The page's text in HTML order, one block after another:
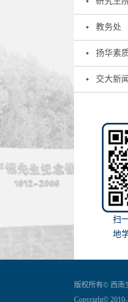
教务处
扬华素
交大新
扫
地
版权所有© 西南
Copyright© 2010-